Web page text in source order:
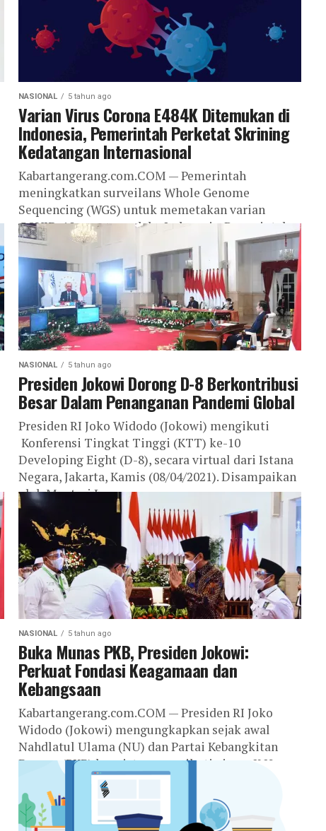
NASIONAL 5 tahun ago
Varian Virus Corona E484K Ditemukan di
Indonesia, Pemerintah Perketat Skrining
Kedatangan Internasional
Kabartangerang.com.COM — Pemerintah
meningkatkan surveilans Whole Genome
Sequencing (WGS) untuk memetakan varian
COVID-19 yang masuk ke Indonesia. Pemerintah
juga memperketat proses skrining kedatangan
internasional, baik bagi...
NASIONAL 5 tahun ago
Presiden Jokowi Dorong D-8 Berkontribusi
Besar Dalam Penanganan Pandemi Global
Presiden RI Joko Widodo (Jokowi) mengikuti
Konferensi Tingkat Tinggi (KTT) ke-10
Developing Eight (D-8), secara virtual dari Istana
Negara, Jakarta, Kamis (08/04/2021). Disampaikan
oleh Menteri Luar...
NASIONAL 5 tahun ago
Buka Munas PKB, Presiden Jokowi:
Perkuat Fondasi Keagamaan dan
Kebangsaan
Kabartangerang.com.COM — Presiden RI Joko
Widodo (Jokowi) mengungkapkan sejak awal
Nahdlatul Ulama (NU) dan Partai Kebangkitan
Bangsa (PKB) konsisten mengikuti ajaran K.H.
Hasyim Asy’ari dan para...